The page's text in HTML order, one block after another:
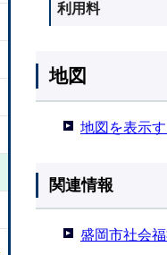
利用料
地図
地図を表示
関連情報
盛岡市社会